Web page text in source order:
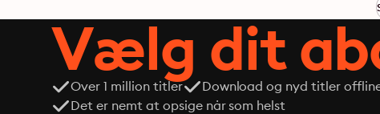
Vælg dit
Over 1 million titler Download og nyd titler
Det er nemt at opsige når som helst